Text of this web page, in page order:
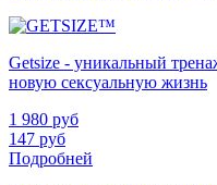
Getsize - уникальный
новую сексуальную жизнь
1 980 руб
147 руб
Подробней